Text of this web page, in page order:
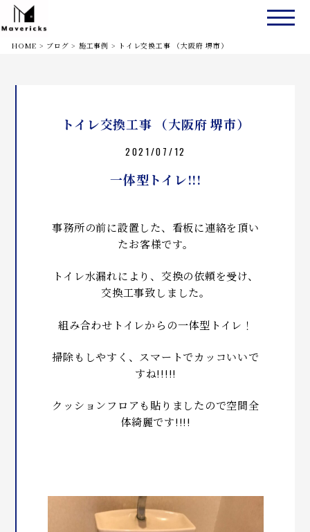
HOME > ブログ > 施工事例 > トイレ交換工事 （大阪府 堺市）
トイレ交換工事 （大阪府 堺市）
2021/07/12
一体型トイレ!!!
事務所の前に設置した、看板に連絡を頂い
たお客様です。
トイレ水漏れにより、交換の依頼を受け、
交換工事致しました。
組み合わせトイレからの一体型トイレ！
掃除もしやすく、スマートでカッコいいで
すね!!!!!
クッションフロアも貼りましたので空間全
体綺麗です!!!!